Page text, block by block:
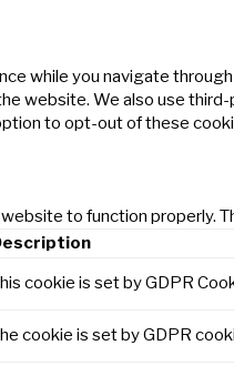
while you navigate
website. We also use
to opt-out of these
to function properly.
cookie is set by GDPR
cookie is set by GDPR